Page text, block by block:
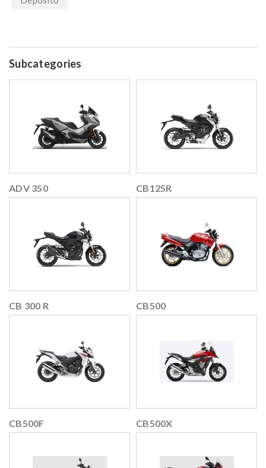
Subcategories
ADV 350 CB125R
CB 300 R CB500
CB500F CB500X